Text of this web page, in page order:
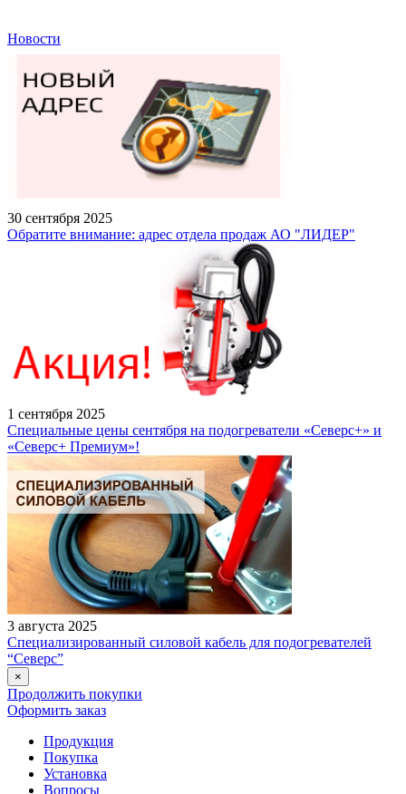
Новости
30 сентября 2025
Обратите внимание: адрес отдела продаж АО "ЛИДЕР"
1 сентября 2025
Специальные цены сентября на подогреватели «Северс+» и
«Северс+ Премиум»!
3 августа 2025
Специализированный силовой кабель для подогревателей
“Северс”
×
Продолжить покупки
Оформить заказ
Продукция
Покупка
Установка
Вопросы